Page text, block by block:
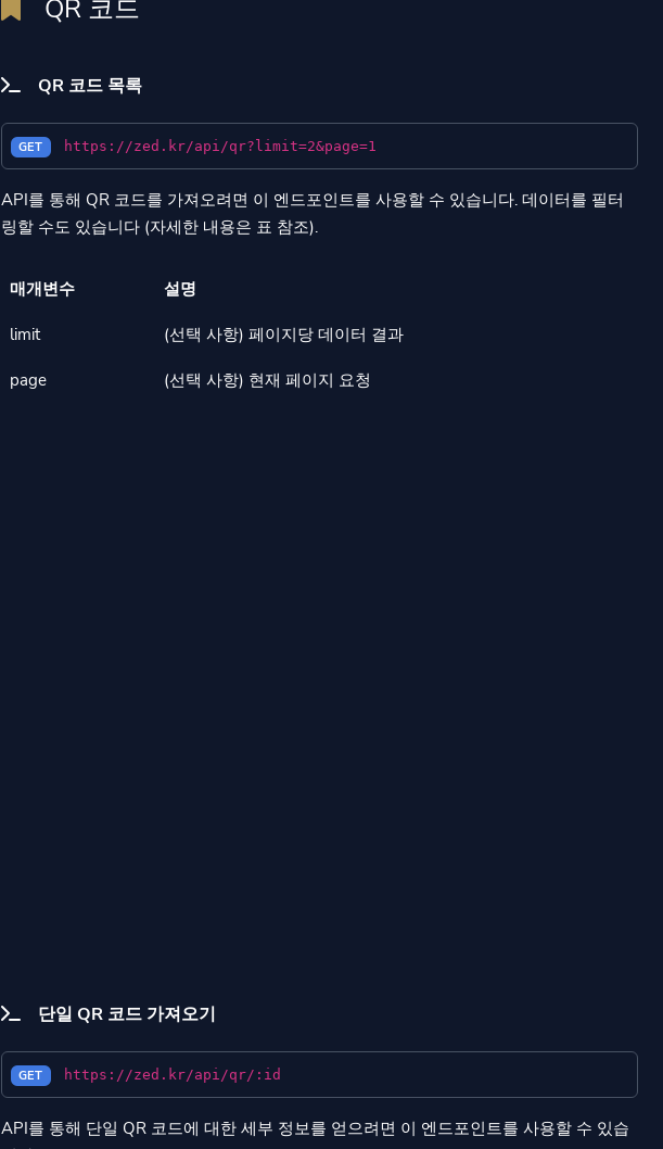
QR 코드
QR 코드 목록
GET https://zed.kr/api/qr?limit=2&page=1
API를 통해 QR 코드를 가져오려면 이 엔드포인트를 사용할 수 있습니다. 데이터를 필터
링할 수도 있습니다 (자세한 내용은 표 참조).
매개변수 설명
limit (선택 사항) 페이지당 데이터 결과
page (선택 사항) 현재 페이지 요청
단일 QR 코드 가져오기
GET https://zed.kr/api/qr/:id
API를 통해 단일 QR 코드에 대한 세부 정보를 얻으려면 이 엔드포인트를 사용할 수 있습